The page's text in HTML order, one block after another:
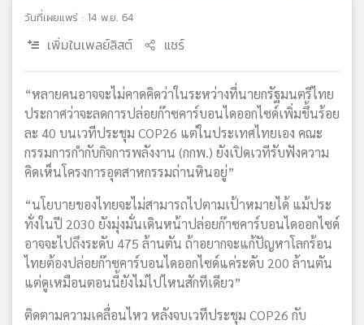
เครือ
วันที่เผยแพร่ : 14 พ.ย. 64
เพิ่มในเพลย์ลิสต์ แชร์
“หลายคนอาจจะไม่คาดคิดว่าในระหว่างที่นายกรัฐมนตรีไทย
ประกาศว่าจะลดการปล่อยก๊าซคาร์บอนไดออกไซด์เพิ่มขึ้นร้อย
ละ 40 บนเวทีประชุม COP26 แต่ในประเทศไทยเอง คณะ
กรรมการกำกับกิจการพลังงาน (กกพ.) ยังเปิดเวทีรับฟังความ
คิดเห็นโครงการอุตสาหกรรมถ่านหินอยู่”
“นโยบายของไทยจะไม่สามารถไปตามเป้าหมายได้ แม้ประ
ทั่งในปี 2030 ยังมุ่งมั่นเดินหน้าปล่อยก๊าซคาร์บอนไดออกไซด์
อาจจะไปถึงระดับ 475 ล้านตัน ถ้าอยากจะแก้ปัญหาโลกร้อน
ไทยต้องปล่อยก๊าซคาร์บอนไดออกไซด์แค่ระดับ 200 ล้านตัน
แต่ดูเหมือนตอนนี้ยังไม่ไปไหนสักทีเดียว”
ติดตามความเคลื่อนไหว หลังจบเวทีประชุม COP26 กับ